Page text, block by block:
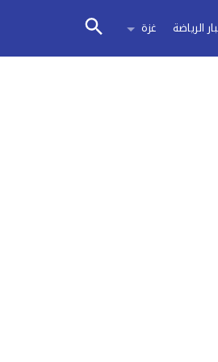
الرياضة غزة